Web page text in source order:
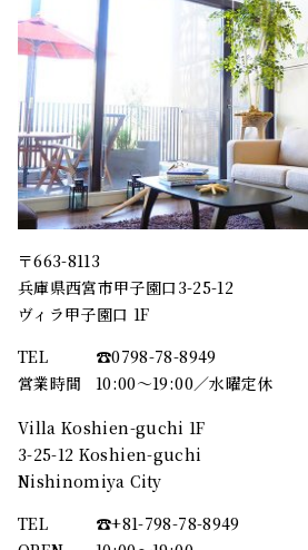
〒663-8113
兵庫県西宮市甲子園口3-25-12
ヴィラ甲子園口 1F
TEL
☎︎0798-78-8949
営業時間
10:00～19:00／水曜定休
Villa Koshien-guchi 1F
3-25-12 Koshien-guchi
Nishinomiya City
TEL
☎︎+81-798-78-8949